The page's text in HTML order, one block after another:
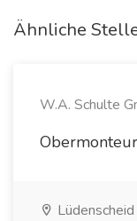
Ähnliche
W.A. Schulte
Lüdenscheid